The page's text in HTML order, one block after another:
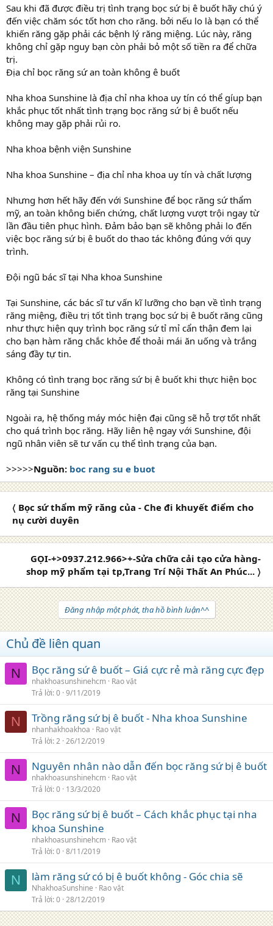
Sau khi đã được điều trị tình trạng bọc sứ bị ê buốt hãy chú ý
đến việc chăm sóc tốt hơn cho răng. bởi nếu lo là bạn có thể
khiến răng gặp phải các bệnh lý răng miệng. Lúc này, răng
không chỉ gặp nguy bạn còn phải bỏ một số tiền ra để chữa
trị.
Địa chỉ bọc răng sứ an toàn không ê buốt
Nha khoa Sunshine là địa chỉ nha khoa uy tín có thể gíup bạn
khắc phục tốt nhất tình trạng bọc răng sứ bị ê buốt nếu
không may gặp phải rủi ro.
Nha khoa bệnh viện Sunshine
Nha khoa Sunshine – địa chỉ nha khoa uy tín và chất lượng
Nhưng hơn hết hãy đến với Sunshine để bọc răng sứ thẩm
mỹ, an toàn không biến chứng, chất lượng vượt trội ngay từ
lần đầu tiên phục hình. Đảm bảo bạn sẽ không phải lo đến
việc bọc răng sứ bị ê buốt do thao tác không đúng với quy
trình.
Đội ngũ bác sĩ tại Nha khoa Sunshine
Tại Sunshine, các bác sĩ tư vấn kĩ lưỡng cho bạn về tình trạng
răng miệng, điều trị tốt tình trạng bọc sứ bị ê buốt răng cũng
như thực hiện quy trình bọc răng sứ tỉ mỉ cẩn thận đem lại
cho bạn hàm răng chắc khỏe để thoải mái ăn uống và trắng
sáng đầy tự tin.
Không có tình trạng bọc răng sứ bị ê buốt khi thực hiện bọc
răng tại Sunshine
Ngoài ra, hệ thống máy móc hiện đại cũng sẽ hỗ trợ tốt nhất
cho quá trình bọc răng. Hãy liên hệ ngay với Sunshine, đội
ngũ nhân viên sẽ tư vấn cụ thể tình trạng của bạn.
>>>>>Nguồn: boc rang su e buot
〈 Bọc sứ thẩm mỹ răng của - Che đi khuyết điểm cho
nụ cười duyên
GỌI-+>0937.212.966>+-Sửa chữa cải tạo cửa hàng-
shop mỹ phẩm tại tp,Trang Trí Nội Thất An Phúc... 〉
Đăng nhập một phát, tha hồ bình luận^^
Chủ đề liên quan
N Bọc răng sứ ê buốt – Giá cực rẻ mà răng cực đẹp
nhakhoasunshinehcm Rao vặt
Trả lời 0 9/11/2019
N Trồng răng sứ bị ê buốt - Nha khoa Sunshine
nhanhakhoakhoa
Rao vặt
Trả lời 2 26/12/2019
N Nguyên nhân nào dẫn đến bọc răng sứ bị ê buốt
nhakhoasunshinehcm Rao vặt
Trả lời 0 13/3/2020
N
Bọc răng sứ bị ê buốt – Cách khắc phục tại nha
khoa Sunshine
nhakhoasunshinehcm Rao vặt
Trả lời 0 8/11/2019
N làm răng sứ có bị ê buốt không - Góc chia sẽ
NhakhoaSunshine
Rao vặt
Trả lời 0 28/12/2019